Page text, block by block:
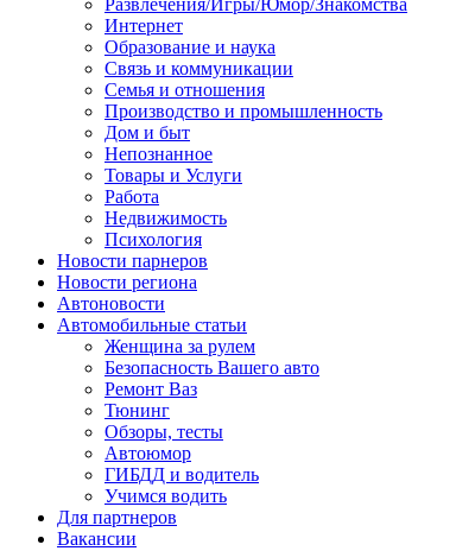
Развлечения/Игры/Юмор/Знакомства
Интернет
Образование и наука
Связь и коммуникации
Семья и отношения
Производство и промышленность
Дом и быт
Непознанное
Товары и Услуги
Работа
Недвижимость
Психология
Новости парнеров
Новости региона
Автоновости
Автомобильные статьи
Женщина за рулем
Безопасность Вашего авто
Ремонт Ваз
Тюнинг
Обзоры, тесты
Автоюмор
ГИБДД и водитель
Учимся водить
Для партнеров
Вакансии